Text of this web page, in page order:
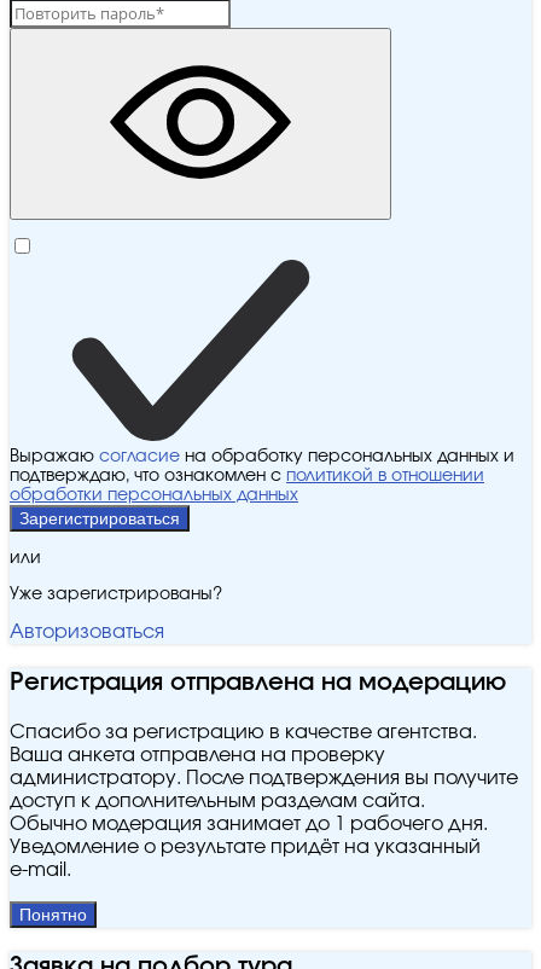
Выражаю согласие на обработку персональных данных и
подтверждаю, что ознакомлен с политикой в отношении
обработки персональных данных
Зарегистрироваться
или
Уже зарегистрированы?
Авторизоваться
Регистрация отправлена на модерацию
Спасибо за регистрацию в качестве агентства.
Ваша анкета отправлена на проверку
администратору. После подтверждения вы получите
доступ к дополнительным разделам сайта.
Обычно модерация занимает до 1 рабочего дня.
Уведомление о результате придёт на указанный
e‑mail.
Понятно